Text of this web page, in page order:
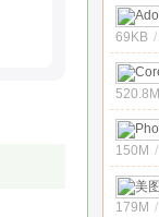
69KB /
520.8M
150M /
179M /